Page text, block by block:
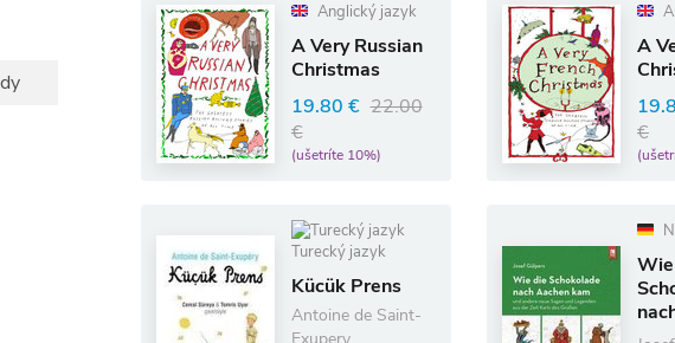
Anglický jazyk
A Very Russian
Christmas
19.80 € 22.00
€
(ušetríte 10%)
A
€
Turecký jazyk
Kücük Prens
Antoine de Saint-
kam